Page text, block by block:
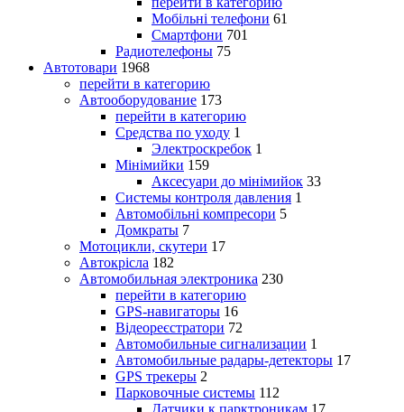
Мобільні телефони 61
Смартфони 701
Радиотелефоны 75
Автотовари 1968
перейти в категорию
Автооборудование 173
перейти в категорию
Средства по уходу 1
Электроскребок 1
Мінімийки 159
Аксесуари до мінімийок 33
Системы контроля давления 1
Автомобільні компресори 5
Домкраты 7
Мотоцикли, скутери 17
Автокрісла 182
Автомобильная электроника 230
перейти в категорию
GPS-навигаторы 16
Відеореєстратори 72
Автомобильные сигнализации 1
Автомобильные радары-детекторы 17
GPS трекеры 2
Парковочные системы 112
Датчики к парктроникам 17